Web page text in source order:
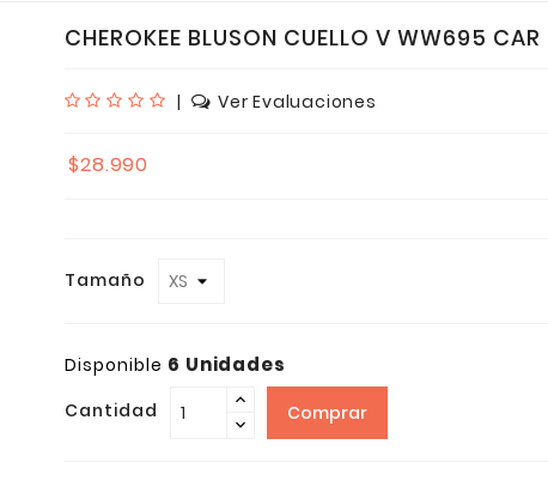
CHEROKEE BLUSON CUELLO V WW695 CAR
| Ver Evaluaciones
$28.990
Tamaño
Disponible 6 Unidades
Cantidad Comprar